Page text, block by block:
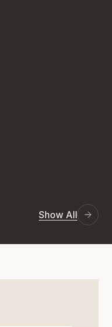
Show All